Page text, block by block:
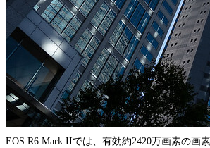
EOS R6 Mark IIでは、有効約2420万画素の画